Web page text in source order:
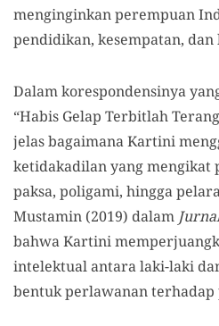
menginginkan perempuan
pendidikan, kesempatan,
Dalam korespondensinya
“Habis Gelap Terbitlah
jelas bagaimana Kartini
ketidakadilan yang mengikat
paksa, poligami, hingga
Mustamin (2019) dalam
bahwa Kartini
intelektual antara laki-laki
bentuk perlawanan